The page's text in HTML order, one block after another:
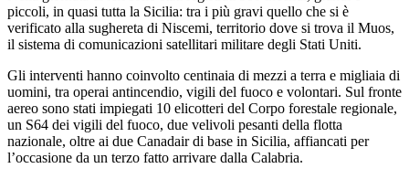
piccoli, in quasi tutta la Sicilia: tra i più gravi quello che si è
verificato alla sughereta di Niscemi, territorio dove si trova il Muos,
il sistema di comunicazioni satellitari militare degli Stati Uniti.
Gli interventi hanno coinvolto centinaia di mezzi a terra e migliaia di
uomini, tra operai antincendio, vigili del fuoco e volontari. Sul fronte
aereo sono stati impiegati 10 elicotteri del Corpo forestale regionale,
un S64 dei vigili del fuoco, due velivoli pesanti della flotta
nazionale, oltre ai due Canadair di base in Sicilia, affiancati per
l’occasione da un terzo fatto arrivare dalla Calabria.